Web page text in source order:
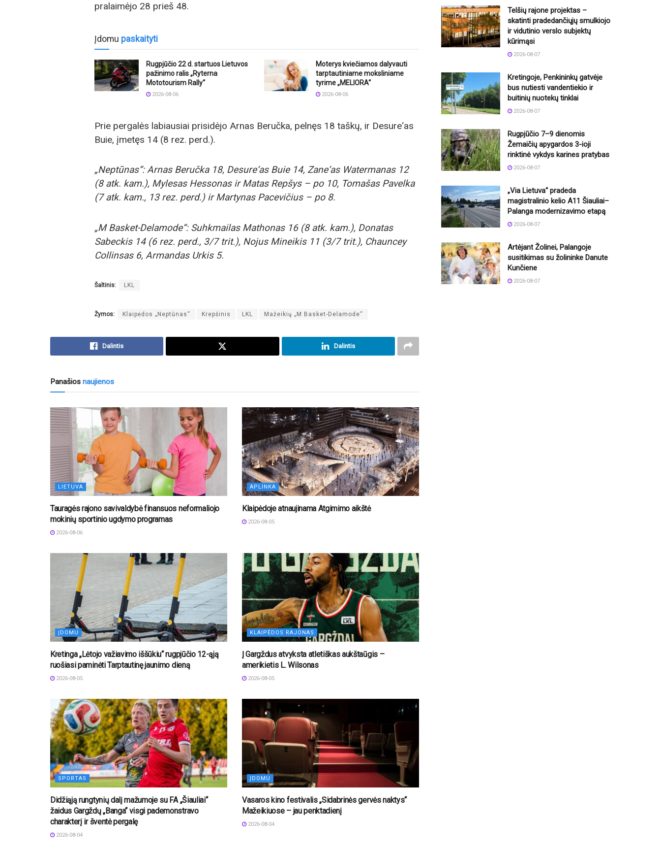
pralaimėjo 28 prieš 48.
Įdomu paskaityti
Rugpjūčio 22 d. startuos Lietuvos
pažinimo ralis „Ryterna
Mototourism Rally“
2026-08-06
Moterys kviečiamos dalyvauti
tarptautiniame moksliniame
tyrime „MELIORA“
2026-08-06
Prie pergalės labiausiai prisidėjo Arnas Beručka, pelnęs 18 taškų, ir Desure‘as
Buie, įmetęs 14 (8 rez. perd.).
„Neptūnas“: Arnas Beručka 18, Desure‘as Buie 14, Zane‘as Watermanas 12
(8 atk. kam.), Mylesas Hessonas ir Matas Repšys – po 10, Tomašas Pavelka
(7 atk. kam., 13 rez. perd.) ir Martynas Pacevičius – po 8.
„M Basket-Delamode“: Suhkmailas Mathonas 16 (8 atk. kam.), Donatas
Sabeckis 14 (6 rez. perd., 3/7 trit.), Nojus Mineikis 11 (3/7 trit.), Chauncey
Collinsas 6, Armandas Urkis 5.
Šaltinis: LKL
Žymos: Klaipėdos „Neptūnas“ Krepšinis LKL Mažeikių „M Basket-Delamode“
Dalintis Dalintis
Panašios naujienos
LIETUVA
Tauragės rajono savivaldybė finansuos neformaliojo
mokinių sportinio ugdymo programas
2026-08-06
APLINKA
Klaipėdoje atnaujinama Atgimimo aikštė
2026-08-05
ĮDOMU
Kretinga „Lėtojo važiavimo iššūkiu“ rugpjūčio 12-ąją
ruošiasi paminėti Tarptautinę jaunimo dieną
2026-08-05
KLAIPĖDOS RAJONAS
Į Gargždus atvyksta atletiškas aukštaūgis –
amerikietis L. Wilsonas
2026-08-05
SPORTAS
Didžiąją rungtynių dalį mažumoje su FA „Šiauliai“
žaidus Gargždų „Banga“ visgi pademonstravo
charakterį ir šventė pergalę
2026-08-04
ĮDOMU
Vasaros kino festivalis „Sidabrinės gervės naktys“
Mažeikiuose – jau penktadienį
2026-08-04
Telšių rajone projektas –
skatinti pradedančiųjų smulkiojo
ir vidutinio verslo subjektų
kūrimąsi
2026-08-07
Kretingoje, Penkininkų gatvėje
bus nutiesti vandentiekio ir
buitinių nuotekų tinklai
2026-08-07
Rugpjūčio 7–9 dienomis
Žemaičių apygardos 3-ioji
rinktinė vykdys karines pratybas
2026-08-07
„Via Lietuva“ pradeda
magistralinio kelio A11 Šiauliai–
Palanga modernizavimo etapą
2026-08-07
Artėjant Žolinei, Palangoje
susitikimas su žolininke Danute
Kunčiene
2026-08-07